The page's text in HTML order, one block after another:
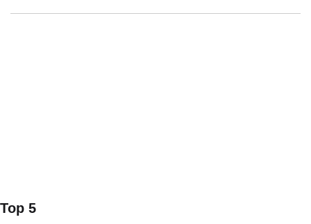
Top 5